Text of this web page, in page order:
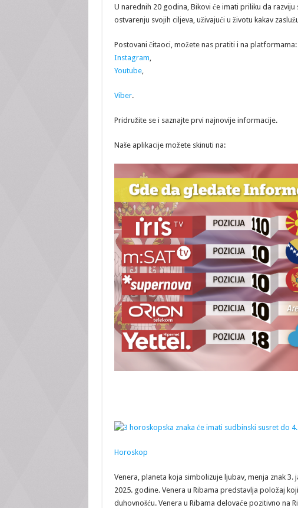
U narednih 20 godina, Bikovi će imati priliku da
ostvarenju svojih ciljeva, uživajući u životu kakav
Postovani čitaoci, možete nas pratiti i na platformama:
Instagram,
Youtube,
Viber.
Pridružite se i saznajte prvi najnovije informacije.
Naše aplikacije možete skinuti na:
Horoskop
Venera, planeta koja simbolizuje ljubav, menja znak
2025. godine. Venera u Ribama predstavlja položaj
duhovnošću. Venera u Ribama delovaće pozitivno na